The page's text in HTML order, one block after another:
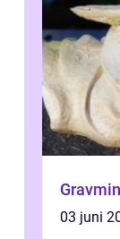
03 juni